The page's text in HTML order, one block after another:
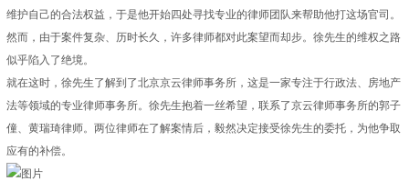
维护自己的合法权益，于是他开始四处寻找专业的律师团队来帮助他打这场官司。
然而，由于案件复杂、历时长久，许多律师都对此案望而却步。徐先生的维权之路
似乎陷入了绝境。
就在这时，徐先生了解到了北京京云律师事务所，这是一家专注于行政法、房地产
法等领域的专业律师事务所。徐先生抱着一丝希望，联系了京云律师事务所的郭子
僮、黄瑞琦律师。两位律师在了解案情后，毅然决定接受徐先生的委托，为他争取
应有的补偿。